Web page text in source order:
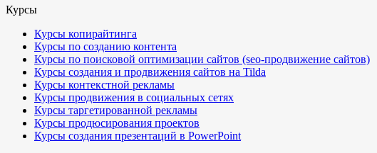
Курсы
Курсы копирайтинга
Курсы по созданию контента
Курсы по поисковой оптимизации сайтов (seo-продвижение сайтов)
Курсы создания и продвижения сайтов на Tilda
Курсы контекстной рекламы
Курсы продвижения в социальных сетях
Курсы таргетированной рекламы
Курсы продюсирования проектов
Курсы создания презентаций в PowerPoint